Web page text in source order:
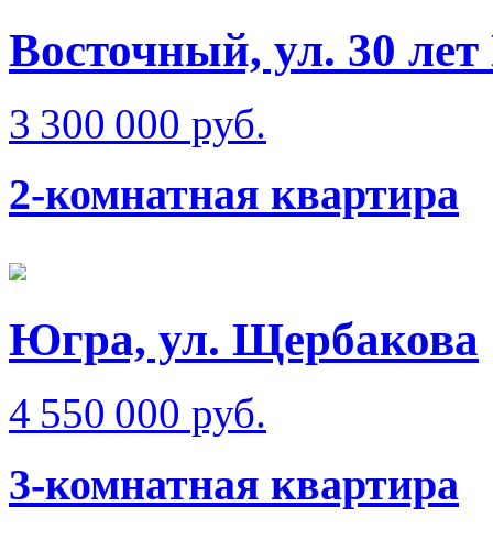
Восточный, ул. 30
3 300 000 руб.
2-комнатная квартира
Югра, ул. Щербакова
4 550 000 руб.
3-комнатная квартира